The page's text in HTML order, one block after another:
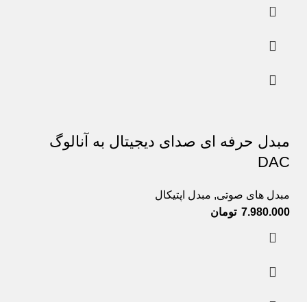
مبدل حرفه ای صدای دیجیتال به آنالوگ
DAC
مبدل های صوتی, مبدل اپتیکال
7.980.000 تومان